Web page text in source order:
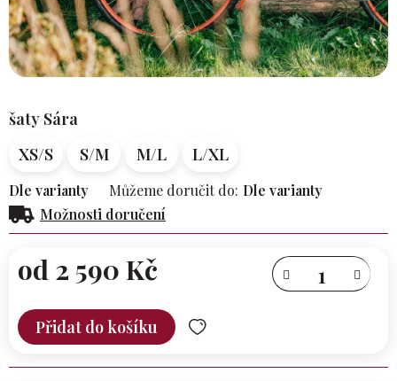
šaty Sára
XS/S
S/M M/L L/XL
Dle varianty Můžeme doručit do: Dle varianty
Možnosti doručení
od 2 590 Kč
cena:
Přidat do košíku